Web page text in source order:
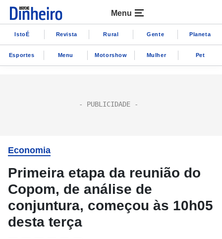
Menu
IstoÉ Revista Rural Gente Planeta
Esportes Menu Motorshow Mulher Pet
Economia
Primeira etapa da reunião do
Copom, de análise de
conjuntura, começou às 10h05
desta terça